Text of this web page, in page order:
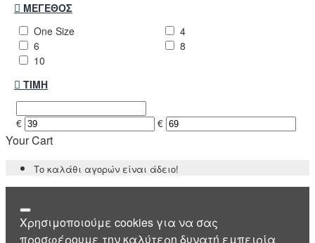
ΜΈΓΕΘΟΣ
One Size
4
6
8
10
ΤΙΜΉ
€ €
Your Cart
Το καλάθι αγορών είναι άδειο!
Χρησιμοποιούμε cookies για να σας
προσφέρουμε την καλύτερη δυνατή εμπειρία